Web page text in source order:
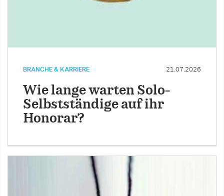
BRANCHE & KARRIERE 21.07.2026
Wie lange warten Solo-
Selbstständige auf ihr
Honorar?